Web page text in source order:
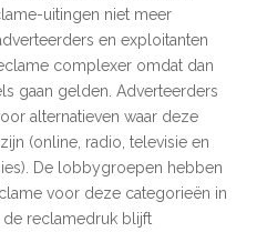
uitingen niet meer
en exploitanten
complexer omdat dan
gaan gelden. Adverteerders
alternatieven waar deze
(online, radio, televisie en
De lobbygroepen hebben
voor deze categorieën in
de reclamedruk blijft